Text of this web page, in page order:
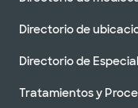
Directorio de
Directorio de
Tratamientos y